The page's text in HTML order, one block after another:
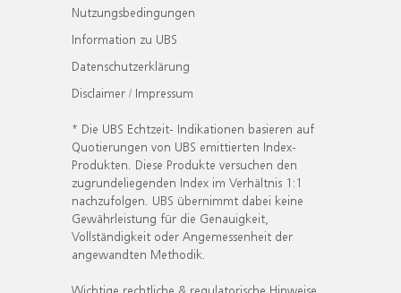
Nutzungsbedingungen
Information zu UBS
Datenschutzerklärung
Disclaimer / Impressum
* Die UBS Echtzeit- Indikationen basieren auf
Quotierungen von UBS emittierten Index-
Produkten. Diese Produkte versuchen den
zugrundeliegenden Index im Verhältnis 1:1
nachzufolgen. UBS übernimmt dabei keine
Gewährleistung für die Genauigkeit,
Vollständigkeit oder Angemessenheit der
angewandten Methodik.